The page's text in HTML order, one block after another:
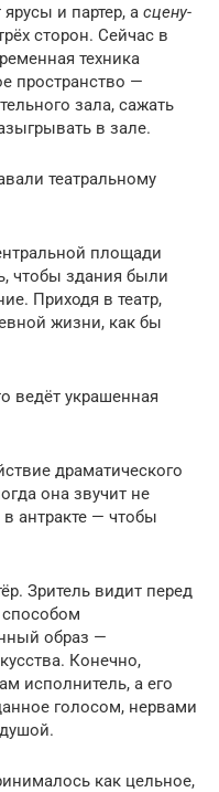
и партер, а сцену-
сторон. Сейчас в
техника
пространство —
зала, сажать
в зале.
театральному
площади
чтобы здания были
Приходя в театр,
жизни, как бы
ведёт украшенная
драматического
она звучит не
антракте — чтобы
Зритель видит перед
образ —
Конечно,
исполнитель, а его
голосом, нервами
как цельное,